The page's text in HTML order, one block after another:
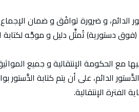
الدائم، و ضرورة توافُق و ضمان
دستورية) تُمثِّل دليل و موجِّه لكتابة
مع الحكومة الإنتقالية و جميع
الدائم، على أن يتم كتابة الدَّستور
الإنتقالية.